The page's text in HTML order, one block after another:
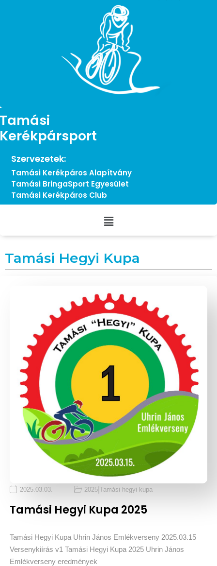
Tamási
Kerékpársport
Szervezetek:
Tamási Kerékpáros Alapítvány
Tamási BringaSport Egyesület
Tamási Kerékpáros Club
Tamási Hegyi Kupa
2025.03.03. 2025 Tamási hegyi kupa
Tamási Hegyi Kupa 2025
Tamási Hegyi Kupa Uhrin János Emlékverseny 2025.03.15
Versenykiírás v1 Tamási Hegyi Kupa 2025 Uhrin János
Emlékverseny eredmények